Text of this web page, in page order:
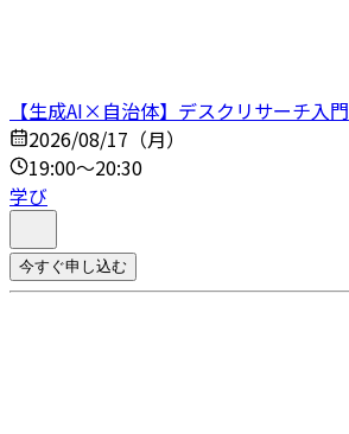
【生成AI×自治体】デスクリサーチ入門
2026/08/17（月）
19:00～20:30
学び
今すぐ申し込む